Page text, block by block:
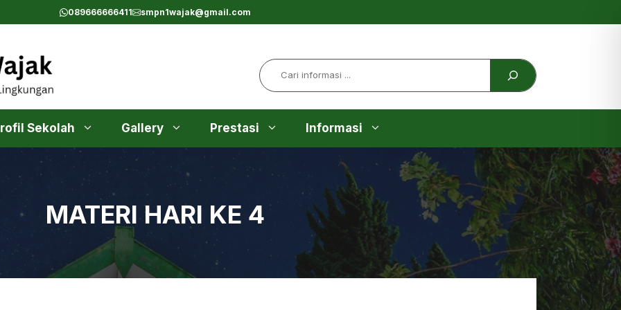
089666666411 smpn1wajak@gmail.com
Search
Sekolah Gallery Prestasi Informasi
MATERI HARI KE 4